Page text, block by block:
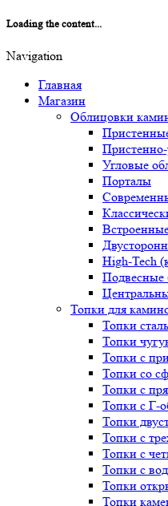
Loading the content...
Navigation
Главная
Магазин
Облицовки
Угловые
Порталы
High-Tech
Топки для
Топки
Топки
Топки с
Топки со
Топки с
Топки с Г-
Топки
Топки с
Топки с
Топки с
Топки
Топки